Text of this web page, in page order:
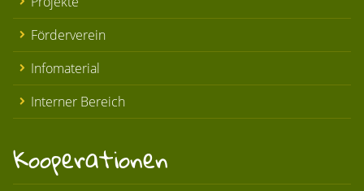
Förderverein
Infomaterial
Interner Bereich
Kooperationen